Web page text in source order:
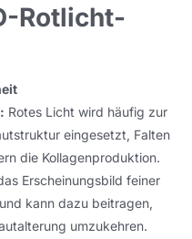
Rotlicht-
Rotes Licht wird häufig zur
eingesetzt, Falten
die Kollagenproduktion.
Erscheinungsbild feiner
kann dazu beitragen,
umzukehren.